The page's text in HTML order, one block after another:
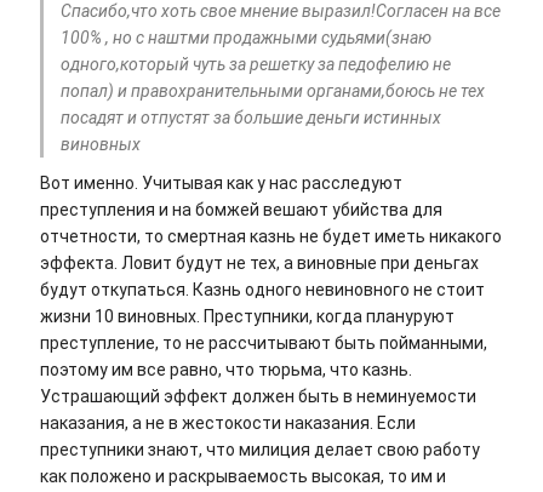
Спасибо,что хоть свое мнение выразил!Согласен на все
100% , но с наштми продажными судьями(знаю
одного,который чуть за решетку за педофелию не
попал) и правохранительными органами,боюсь не тех
посадят и отпустят за большие деньги истинных
виновных
Вот именно. Учитывая как у нас расследуют
преступления и на бомжей вешают убийства для
отчетности, то смертная казнь не будет иметь никакого
эффекта. Ловит будут не тех, а виновные при деньгах
будут откупаться. Казнь одного невиновного не стоит
жизни 10 виновных. Преступники, когда плануруют
преступление, то не рассчитывают быть пойманными,
поэтому им все равно, что тюрьма, что казнь.
Устрашающий эффект должен быть в неминуемости
наказания, а не в жестокости наказания. Если
преступники знают, что милиция делает свою работу
как положено и раскрываемость высокая, то им и